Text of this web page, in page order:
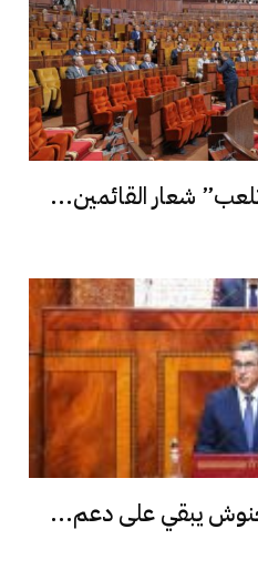
شعار القائمين...